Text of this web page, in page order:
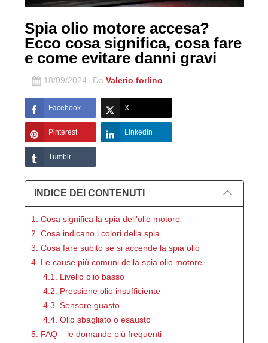
Spia olio motore accesa?
Ecco cosa significa, cosa fare
e come evitare danni gravi
18/09/2024 Da Valerio forlino
Facebook X
Pinterest LinkedIn
Tumblr
INDICE DEI CONTENUTI
1. Cosa significa la spia dell’olio motore
2. Cosa indicano i colori della spia
3. Cosa fare subito se si accende la spia olio
4. Le cause più comuni della spia olio motore
4.1. Livello olio basso
4.2. Pressione olio insufficiente
4.3. Sensore guasto
4.4. Olio sbagliato o esausto
5. FAQ – le domande più frequenti